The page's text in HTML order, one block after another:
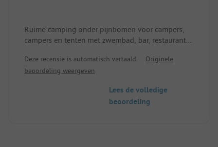
Ruime camping onder pijnbomen voor campers,
campers en tenten met zwembad, bar, restaurant
van de weg. Alle voorzieningen aanwezig. En zeer
redelijk geprijsd.
Deze recensie is automatisch vertaald.
Originele
beoordeling weergeven
Lees de volledige
beoordeling